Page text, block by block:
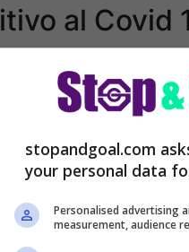
al Covid
che dovrà affrontare
e Champions
Real Madrid e
questo l’allenatore
di Hakimi,
stopandgoal.com
your personal data
Personalised advertising
measurement, audience